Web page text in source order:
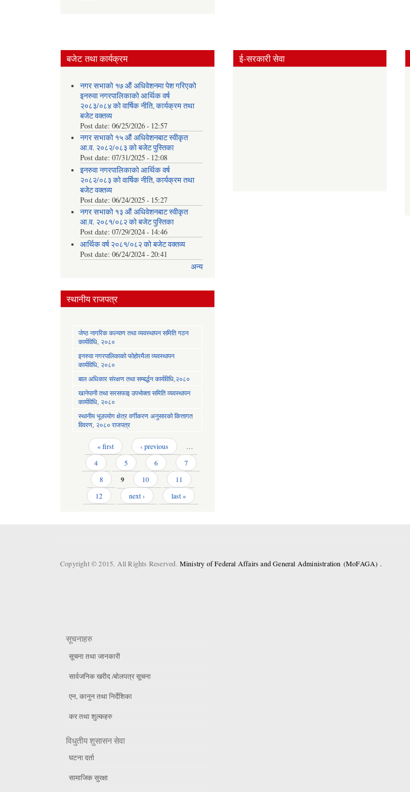
बजेट तथा कार्यक्रम
नगर सभाको १७ औं अधिवेशनमा पेश गरिएको
इनरुवा नगरपालिकाको आर्थिक वर्ष
२०८३/०८४ को वार्षिक नीति, कार्यक्रम तथा
बजेट वक्तव्य
Post date: 06/25/2026 - 12:57
नगर सभाको १५ औं अधिवेशनबाट स्वीकृत
आ.व. २०८२/०८३ को बजेट पुस्तिका
Post date: 07/31/2025 - 12:08
इनरुवा नगरपालिकाको आर्थिक वर्ष
२०८२/०८३ को वार्षिक नीति, कार्यक्रम तथा
बजेट वक्तव्य
Post date: 06/24/2025 - 15:27
नगर सभाको १३ औं अधिवेशनबाट स्वीकृत
आ.व. २०८१/०८२ को बजेट पुस्तिका
Post date: 07/29/2024 - 14:46
आर्थिक वर्ष २०८१/०८२ को बजेट वक्तव्य
Post date: 06/24/2024 - 20:41
अन्य
स्थानीय राजपत्र
जेष्ठ नागरिक कल्याण तथा व्यवस्थापन समिति गठन
कार्यविधि, २०८०
इनरुवा नगरपालिकाको फोहोरमैला व्यवस्थापन
कार्यविधि, २०८०
बाल अधिकार संरक्षण तथा सम्बर्द्धन कार्यविधि,२०८०
खानेपानी तथा सरसफाइ उपभोक्ता समिति व्यवस्थापन
कार्यविधि, २०८०
स्थानीय भूउपयोग क्षेत्र वर्गीकरण अनुसारको कित्तागत
विवरण, २०८० राजपत्र
Pages « first ‹ previous
…
4
5 6
7
8
9 10
11
12
next › last »
ई-सरकारी सेवा
Copyright © 2015. All Rights Reserved. Ministry of Federal Affairs and General Administration (MoFAGA) .
सूचनाहरु
सूचना तथा जानकारी
सार्वजनिक खरीद /बोलपत्र सूचना
एन, कानुन तथा निर्देशिका
कर तथा शुल्कहरु
विधुतीय शुसासन सेवा
घटना दर्ता
सामाजिक सुरक्षा